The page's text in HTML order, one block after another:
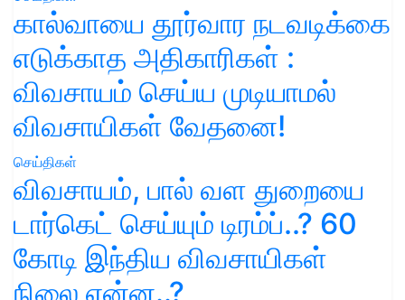
கால்வாயை தூர்வார நடவடிக்கை
எடுக்காத அதிகாரிகள் :
விவசாயம் செய்ய முடியாமல்
விவசாயிகள் வேதனை!
செய்திகள்
விவசாயம், பால் வள துறையை
டார்கெட் செய்யும் டிரம்ப்..? 60
கோடி இந்திய விவசாயிகள்
நிலை என்ன..?